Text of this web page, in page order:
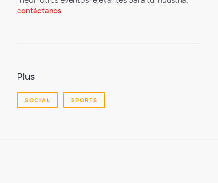
contáctanos.
Plus
SOCIAL SPORTS